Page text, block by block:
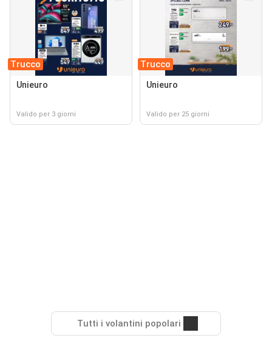
Trucco
Unieuro
Valido per 3 giorni
Trucco
Unieuro
Valido per 25 giorni
Tutti i volantini popolari